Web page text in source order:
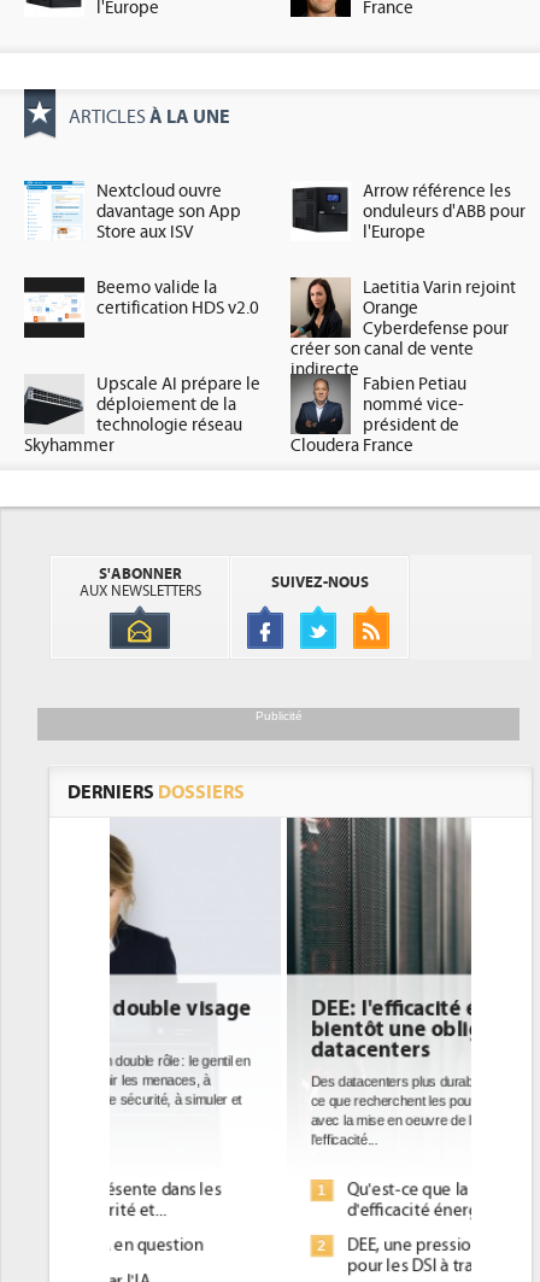
l'Europe France
ARTICLES À LA UNE
Nextcloud ouvre
davantage son App
Store aux ISV
Arrow référence les
onduleurs d'ABB pour
l'Europe
Beemo valide la
certification HDS v2.0
Laetitia Varin rejoint
Orange
Cyberdefense pour
créer son canal de vente
indirecte
Upscale AI prépare le
déploiement de la
technologie réseau
Skyhammer
Fabien Petiau
nommé vice-
président de
Cloudera France
S'ABONNER
AUX NEWSLETTERS
SUIVEZ-NOUS
Publicité
DERNIERS DOSSIERS
DEE: l'efficacité énergétique
bientôt une obligation pour les
datacenters
Des datacenters plus durables et plus efficaces, c'est
ce que recherchent les pouvoirs publics européens
avec la mise en oeuvre de la nouvelle Directive sur
1
Qu'est-ce que la DEE (directive
d'efficacité énergétique) ?
2
DEE, une pression administrative
pour les DSI à transformer...